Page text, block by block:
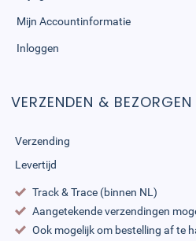
Mijn Accountinformatie
Inloggen
VERZENDEN & BEZORGEN
Verzending
Levertijd
Track & Trace (binnen NL)
Aangetekende verzendingen
Ook mogelijk om bestelling af te